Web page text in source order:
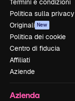
Termini e condizioni
Politica sulla privacy
Originali New
Politica dei cookie
Centro di fiducia
Affiliati
Aziende
Azienda